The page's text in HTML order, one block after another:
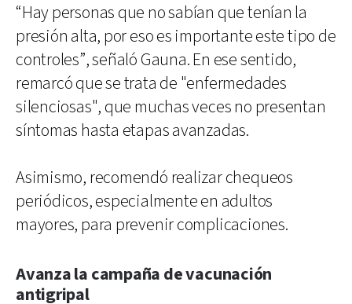
“Hay personas que no sabían que tenían la
presión alta, por eso es importante este tipo de
controles”, señaló Gauna. En ese sentido,
remarcó que se trata de "enfermedades
silenciosas", que muchas veces no presentan
síntomas hasta etapas avanzadas.
Asimismo, recomendó realizar chequeos
periódicos, especialmente en adultos
mayores, para prevenir complicaciones.
Avanza la campaña de vacunación
antigripal